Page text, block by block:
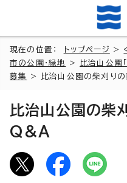
現在の位置： トップページ >
市の公園・緑地
> 比治山公園
募集
> 比治山公園の柴刈り
比治山公園の柴
Q＆A